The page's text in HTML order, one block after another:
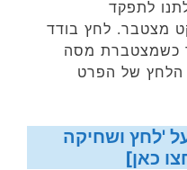
לתפקד
מצטבר. לחץ בודד
כשמצטברת מסה
הלחץ של הפרט
'לחץ ושחיקה
כאן]